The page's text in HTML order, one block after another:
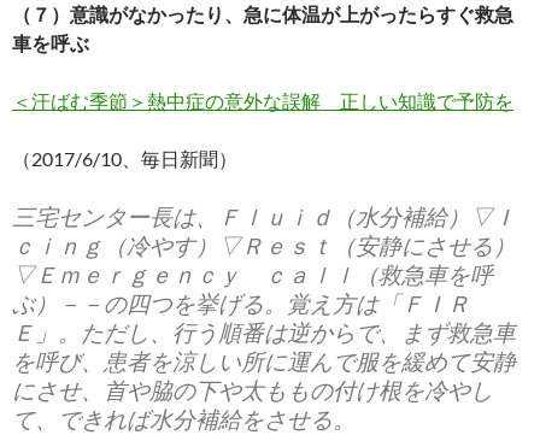
（７）意識がなかったり、急に体温が上がったらすぐ救急
車を呼ぶ
＜汗ばむ季節＞熱中症の意外な誤解 正しい知識で予防を
（2017/6/10、毎日新聞）
三宅センター長は、Ｆｌｕｉｄ（水分補給）▽Ｉ
ｃｉｎｇ（冷やす）▽Ｒｅｓｔ（安静にさせる）
▽Ｅｍｅｒｇｅｎｃｙ ｃａｌｌ（救急車を呼
ぶ）－－の四つを挙げる。覚え方は「ＦＩＲ
Ｅ」。ただし、行う順番は逆からで、まず救急車
を呼び、患者を涼しい所に運んで服を緩めて安静
にさせ、首や脇の下や太ももの付け根を冷やし
て、できれば水分補給をさせる。